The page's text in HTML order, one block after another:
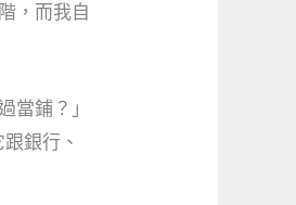
，而我自
當鋪？」
銀行、